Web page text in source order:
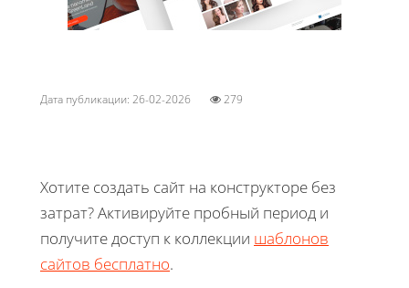
Дата публикации: 26-02-2026 279
Хотите создать сайт на конструкторе без
затрат? Активируйте пробный период и
получите доступ к коллекции шаблонов
сайтов бесплатно.